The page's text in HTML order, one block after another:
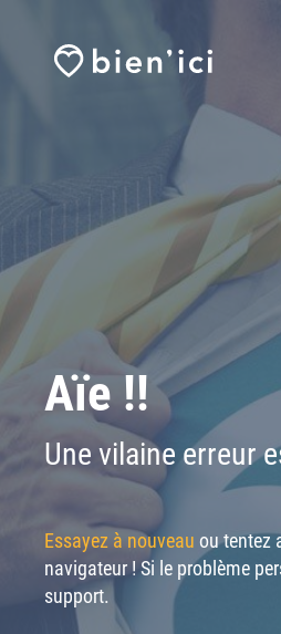
Aïe !!
Une vilaine erreur
Essayez à nouveau ou tentez
navigateur ! Si le problème
support.